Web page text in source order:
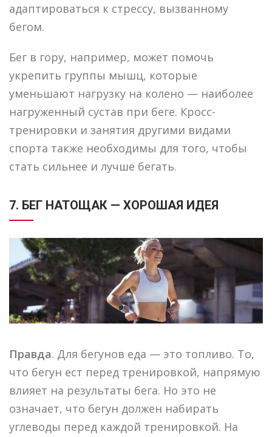
адаптироваться к стрессу, вызванному
бегом.
Бег в гору, например, может помочь
укрепить группы мышц, которые
уменьшают нагрузку на колено — наиболее
нагруженный сустав при беге. Кросс-
тренировки и занятия другими видами
спорта также необходимы для того, чтобы
стать сильнее и лучше бегать.
7. БЕГ НАТОЩАК — ХОРОШАЯ ИДЕЯ
Правда. Для бегунов еда — это топливо. То,
что бегун ест перед тренировкой, напрямую
влияет на результаты бега. Но это не
означает, что бегун должен набирать
углеводы перед каждой тренировкой. На